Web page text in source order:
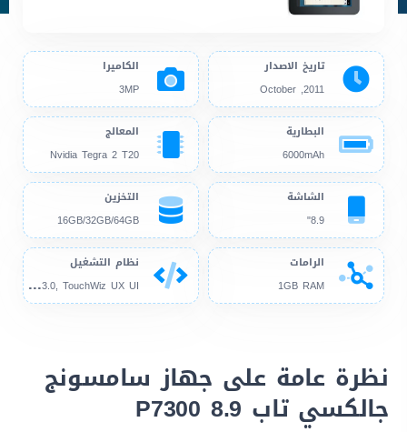
تاريخ الاصدار
2011, October
الكاميرا
3MP
البطارية
6000mAh
المعالج
Nvidia Tegra 2 T20
الشاشة
8.9"
التخزين
16GB/32GB/64GB
الرامات
1GB RAM
نظام التشغيل
And
roid 3.0, TouchWiz UX UI
نظرة عامة على جهاز سامسونج
جالكسي تاب 8.9 P7300